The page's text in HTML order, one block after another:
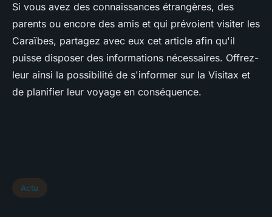
Si vous avez des connaissances étrangères, des
parents ou encore des amis et qui prévoient visiter les
Caraïbes, partagez avec eux cet article afin qu'il
puisse disposer des informations nécessaires. Offrez-
leur ainsi la possibilité de s'informer sur la Visitax et
de planifier leur voyage en conséquence.
Actu